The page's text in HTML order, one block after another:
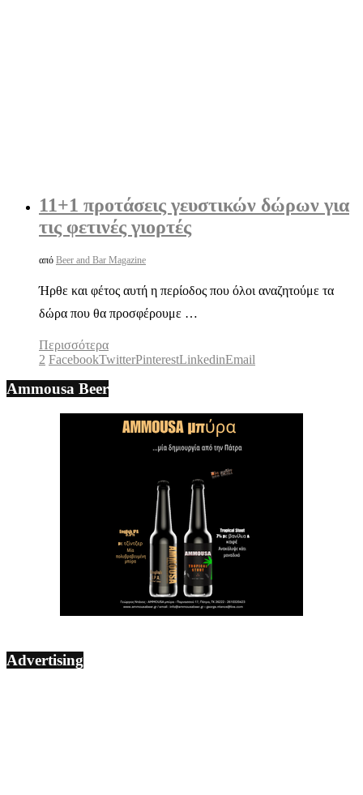
11+1 προτάσεις γευστικών δώρων για
τις φετινές γιορτές
από Beer and Bar Magazine
Ήρθε και φέτος αυτή η περίοδος που όλοι αναζητούμε τα
δώρα που θα προσφέρουμε …
Περισσότερα
2 FacebookTwitterPinterestLinkedinEmail
Ammousa Beer
Advertising